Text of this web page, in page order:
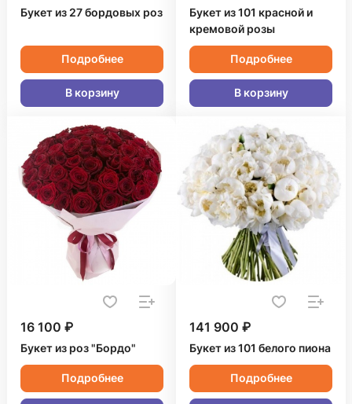
Букет из 27 бордовых роз
Подробнее
В корзину
Букет из 101 красной и
кремовой розы
Подробнее
В корзину
16 100 ₽
Букет из роз "Бордо"
Подробнее
141 900 ₽
Букет из 101 белого пиона
Подробнее